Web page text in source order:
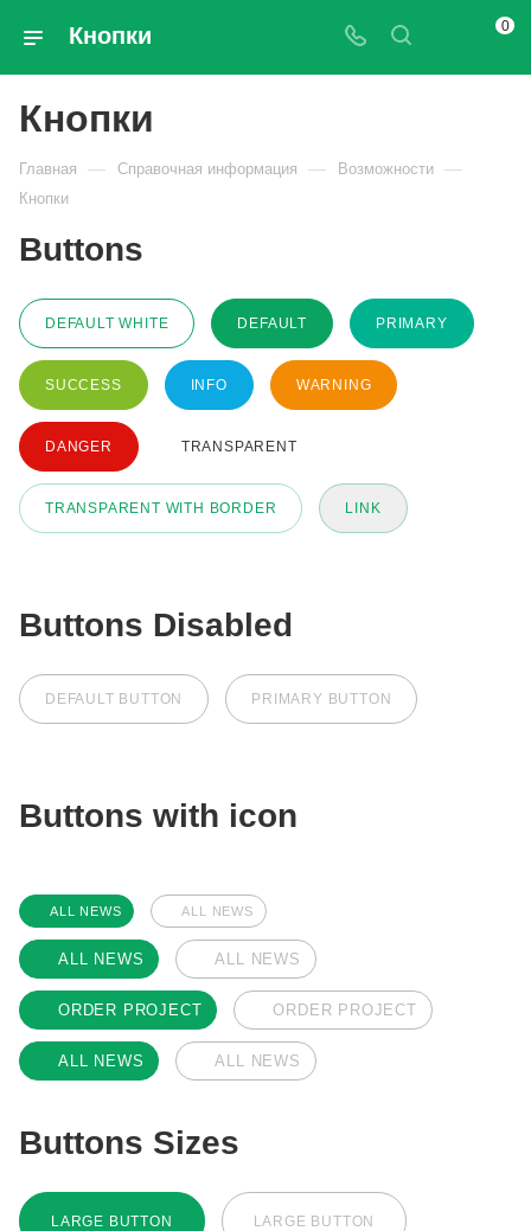
Кнопки 0
Кнопки
Главная — Справочная информация — Возможности —
Кнопки
Buttons
DEFAULT WHITE DEFAULT PRIMARY
SUCCESS INFO WARNING
DANGER TRANSPARENT
TRANSPARENT WITH BORDER LINK
Buttons Disabled
DEFAULT BUTTON PRIMARY BUTTON
Buttons with icon
ALL NEWS ALL NEWS
ALL NEWS ALL NEWS
ORDER PROJECT ORDER PROJECT
ALL NEWS ALL NEWS
Buttons Sizes
LARGE BUTTON LARGE BUTTON